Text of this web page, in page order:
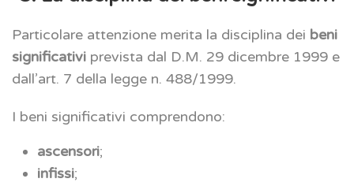
Particolare attenzione merita la disciplina dei beni
significativi prevista dal D.M. 29 dicembre 1999 e
dall’art. 7 della legge n. 488/1999.
I beni significativi comprendono:
ascensori;
infissi;